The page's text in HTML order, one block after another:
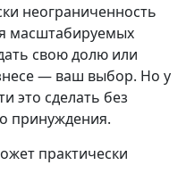
неограниченность
масштабируемых
свою долю или
— ваш выбор. Но у
это сделать без
принуждения.
практически